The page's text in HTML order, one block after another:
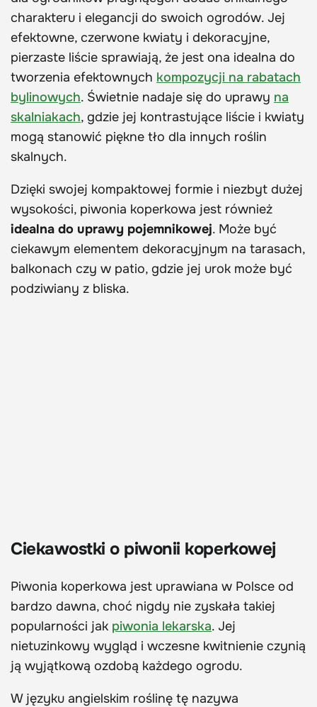
charakteru i elegancji do swoich ogrodów. Jej
efektowne, czerwone kwiaty i dekoracyjne,
pierzaste liście sprawiają, że jest ona idealna do
tworzenia efektownych kompozycji na rabatach
bylinowych. Świetnie nadaje się do uprawy na
skalniakach, gdzie jej kontrastujące liście i kwiaty
mogą stanowić piękne tło dla innych roślin
skalnych.
Dzięki swojej kompaktowej formie i niezbyt dużej
wysokości, piwonia koperkowa jest również
idealna do uprawy pojemnikowej. Może być
ciekawym elementem dekoracyjnym na tarasach,
balkonach czy w patio, gdzie jej urok może być
podziwiany z bliska.
Ciekawostki o piwonii koperkowej
Piwonia koperkowa jest uprawiana w Polsce od
bardzo dawna, choć nigdy nie zyskała takiej
popularności jak piwonia lekarska. Jej
nietuzinkowy wygląd i wczesne kwitnienie czynią
ją wyjątkową ozdobą każdego ogrodu.
W języku angielskim roślinę tę nazywa